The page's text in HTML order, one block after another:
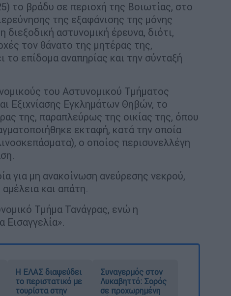
το βράδυ σε περιοχή της Βοιωτίας, στο
της εξαφάνισης της μόνης
αστυνομική έρευνα, διότι,
τον θάνατο της μητέρας της,
το επίδομα αναπηρίας και την σύνταξή
του Αστυνομικού Τμήματος
Εξιχνίασης Εγκλημάτων Θηβών, το
της, παραπλεύρως της οικίας της, όπου
εκταφή, κατά την οποία
ο οποίος περισυνελλέγη
για μη ανακοίνωση ανεύρεσης νεκρού,
και απάτη.
Τμήμα Τανάγρας, ενώ η
Εισαγγελία».
Η ΕΛΑΣ διαψεύδει
το περιστατικό με
τουρίστα στην
Συναγερμός στον
Λυκαβηττό: Σορός
σε προχωρημένη